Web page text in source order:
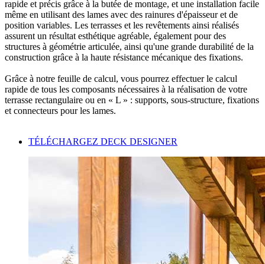
rapide et précis grâce à la butée de montage, et une installation facile
même en utilisant des lames avec des rainures d'épaisseur et de
position variables. Les terrasses et les revêtements ainsi réalisés
assurent un résultat esthétique agréable, également pour des
structures à géométrie articulée, ainsi qu'une grande durabilité de la
construction grâce à la haute résistance mécanique des fixations.
Grâce à notre feuille de calcul, vous pourrez effectuer le calcul
rapide de tous les composants nécessaires à la réalisation de votre
terrasse rectangulaire ou en « L » : supports, sous-structure, fixations
et connecteurs pour les lames.
TÉLÉCHARGEZ DECK DESIGNER